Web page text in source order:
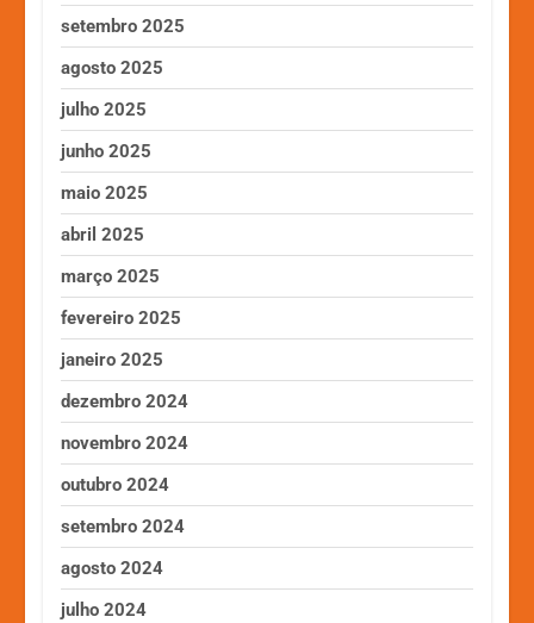
setembro 2025
agosto 2025
julho 2025
junho 2025
maio 2025
abril 2025
março 2025
fevereiro 2025
janeiro 2025
dezembro 2024
novembro 2024
outubro 2024
setembro 2024
agosto 2024
julho 2024